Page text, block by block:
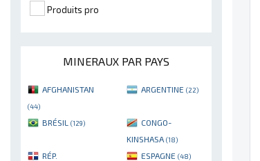
Produits pro
MINERAUX PAR PAYS
AFGHANISTAN
(44)
ARGENTINE (22)
BRÉSIL (129)
CONGO-
KINSHASA (18)
RÉP.
ESPAGNE (48)